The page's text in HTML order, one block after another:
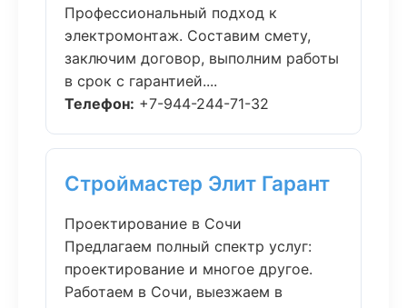
Профессиональный подход к
электромонтаж. Составим смету,
заключим договор, выполним работы
в срок с гарантией....
Телефон: +7-944-244-71-32
Строймастер Элит Гарант
Проектирование в Сочи
Предлагаем полный спектр услуг:
проектирование и многое другое.
Работаем в Сочи, выезжаем в